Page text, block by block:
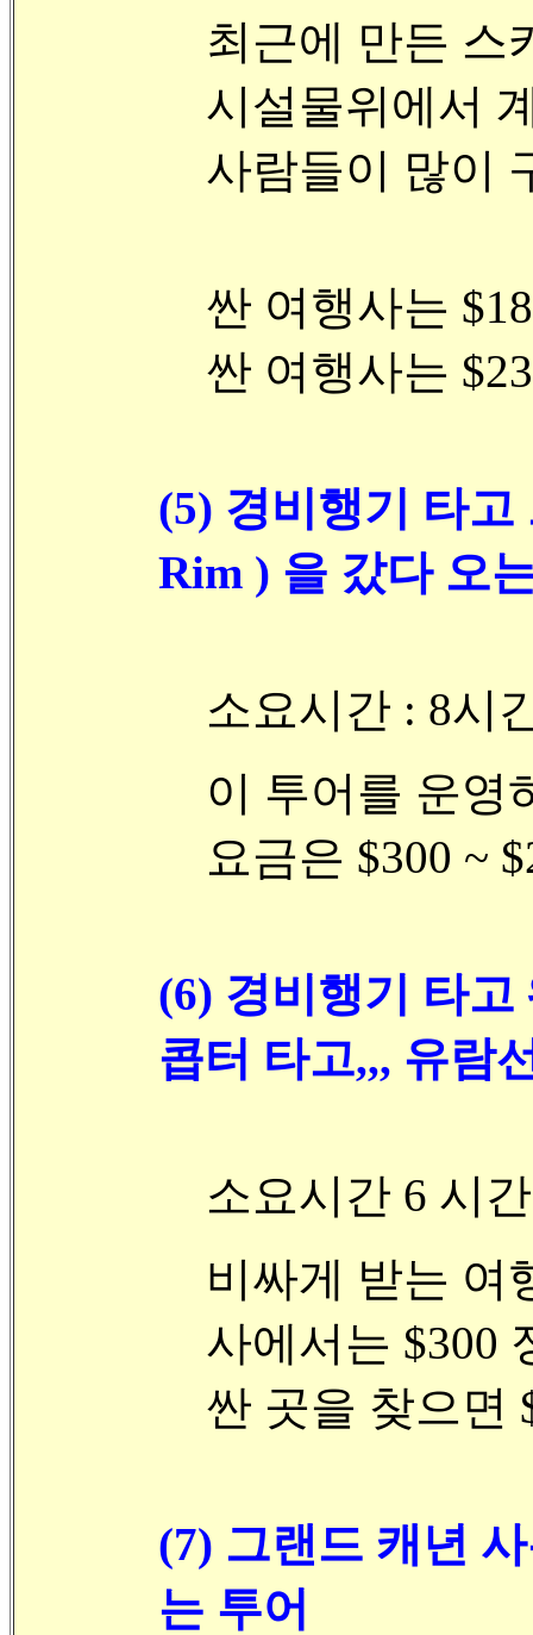
최근에 만든 스
시설물위에서
사람들이 많이
싼 여행사는
싼 여행사는
(5) 경비행기 타고
Rim ) 을 갔다 오
소요시간 : 8시
이 투어를 운영
요금은 $300 ~
(6) 경비행기 타고
콥터 타고,,, 유람
소요시간 6 시간
비싸게 받는 여
사에서는 $300
싼 곳을 찾으면
(7) 그랜드 캐년
는 투어